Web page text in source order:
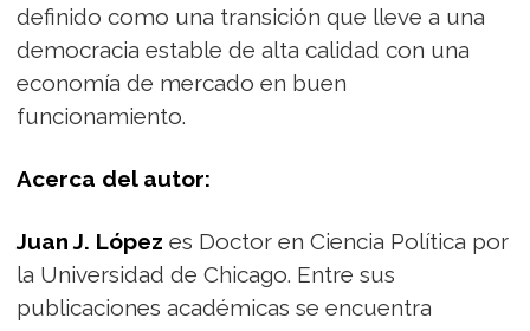
definido como una transición que lleve a una
democracia estable de alta calidad con una
economía de mercado en buen
funcionamiento.
Acerca del autor:
Juan J. López es Doctor en Ciencia Política por
la Universidad de Chicago. Entre sus
publicaciones académicas se encuentra